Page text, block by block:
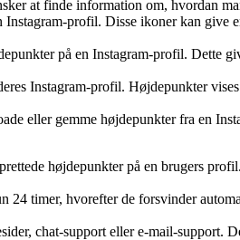
at finde information om, hvordan
profil. Disse ikoner kan give
på en Instagram-profil. Dette
Instagram-profil. Højdepunkter
eller gemme højdepunkter fra en
højdepunkter på en brugers
24 timer, hvorefter de forsvinder
chat-support eller e-mail-support.